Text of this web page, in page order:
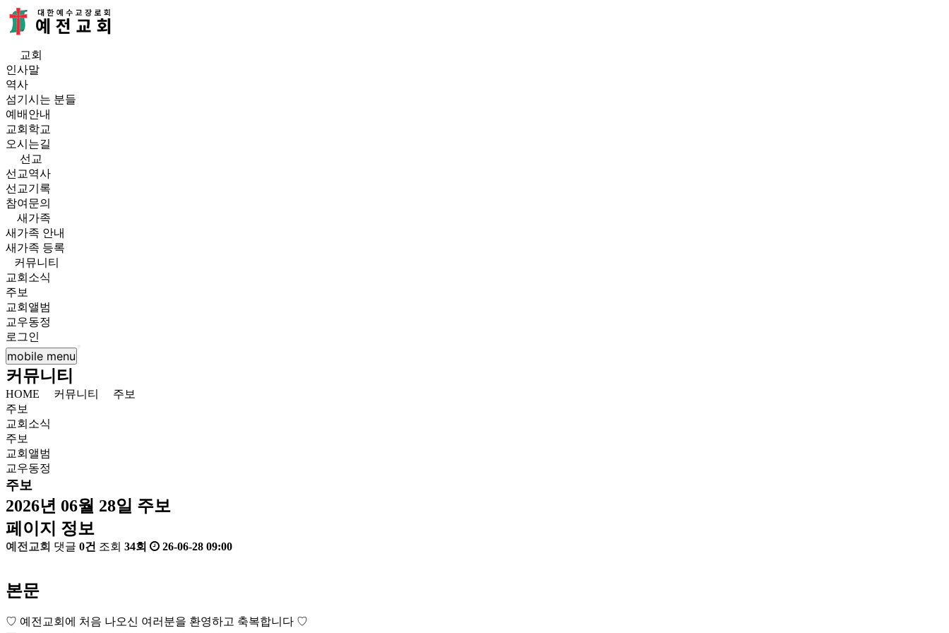
교회
인사말
역사
섬기시는 분들
예배안내
교회학교
오시는길
선교
선교역사
선교기록
참여문의
새가족
새가족 안내
새가족 등록
커뮤니티
교회소식
주보
교회앨범
교우동정
로그인
mobile menu
커뮤니티
HOME 커뮤니티
주보
주보
교회소식
주보
교회앨범
교우동정
주보
2026년 06월 28일 주보
페이지 정보
예전교회 댓글 0건 조회 34회 26-06-28 09:00
본문
♡ 예전교회에 처음 나오신 여러분을 환영하고 축복합니다 ♡